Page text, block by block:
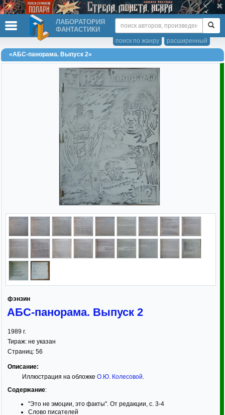
ЛАБОРАТОРИЯ
ФАНТАСТИКИ
расширенный
поиск по жанру
«АБС-панорама. Выпуск 2»
фэнзин
АБС-панорама. Выпуск 2
1989 г.
Тираж: не указан
Страниц: 56
Описание:
Иллюстрация на обложке О.Ю. Колесовой.
Содержание:
"Это не эмоции, это факты". От редакции, с. 3-4
Слово писателей